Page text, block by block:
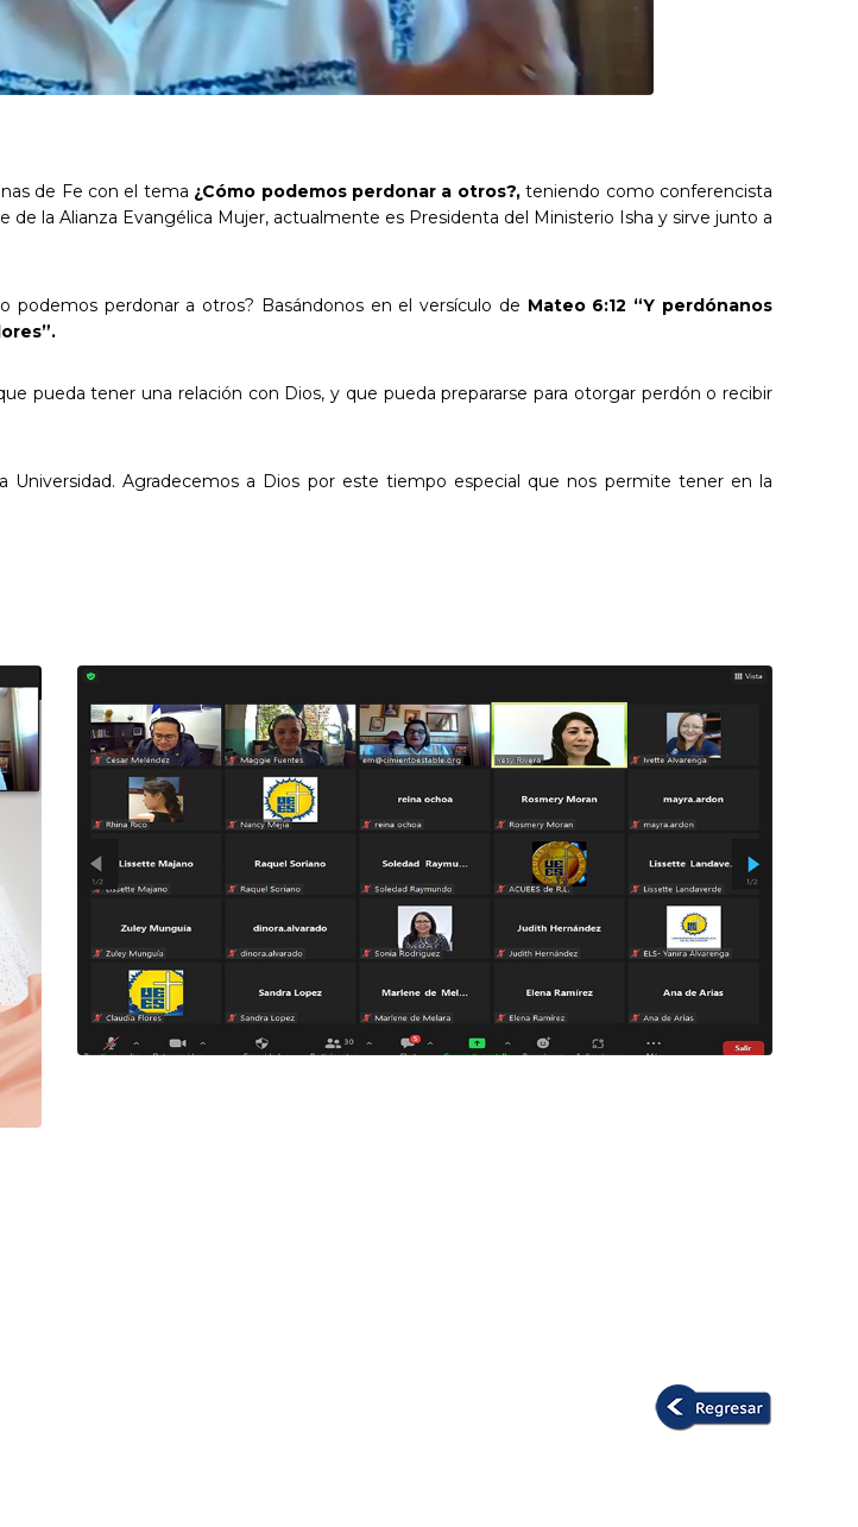
de Fe con el tema ¿Cómo podemos perdonar a otros?,teniendo como conferencista
la Alianza Evangélica Mujer, actualmente es Presidenta del Ministerio Isha y sirve junto a
podemos perdonar a otros? Basándonos en el versículo de Mateo 6:12 “Y perdónanos
pueda tener una relación con Dios, y que pueda prepararse para otorgar perdón o recibir
Agradecemos a Dios por este tiempo especial que nos permite tener en la